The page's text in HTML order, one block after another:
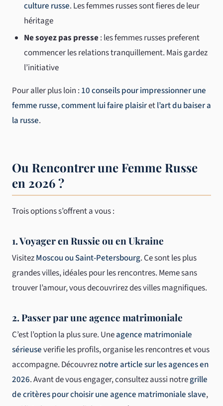
culture russe. Les femmes russes sont fieres de leur
héritage
Ne soyez pas presse: les femmes russes preferent
commencer les relations tranquillement. Mais gardez
l’initiative
Pour aller plus loin : 10 conseils pour impressionner une
femme russe,comment lui faire plaisiretl’art du baiser a
la russe.
Ou Rencontrer une Femme Russe
en 2026 ?
Trois options s’offrent a vous :
1. Voyager en Russie ou en Ukraine
VisitezMoscou ou Saint-Petersbourg. Ce sont les plus
grandes villes, idéales pour les rencontres. Meme sans
trouver l’amour, vous decouvrirez des villes magnifiques.
2. Passer par une agence matrimoniale
C’est l’option la plus sure. Uneagence matrimoniale
sérieuseverifie les profils, organise les rencontres et vous
accompagne. Découvreznotre article sur les agences en
2026. Avant de vous engager, consultez aussi notregrille
de critères pour choisir une agence matrimoniale slave,